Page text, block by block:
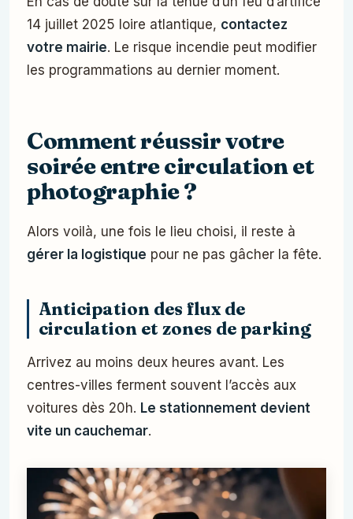
14 juillet 2025 loire atlantique, contactez
votre mairie. Le risque incendie peut modifier
les programmations au dernier moment.
Comment réussir votre
soirée entre circulation et
photographie ?
Alors voilà, une fois le lieu choisi, il reste à
gérer la logistique pour ne pas gâcher la fête.
Anticipation des flux de
circulation et zones de parking
Arrivez au moins deux heures avant. Les
centres-villes ferment souvent l’accès aux
voitures dès 20h. Le stationnement devient
vite un cauchemar.